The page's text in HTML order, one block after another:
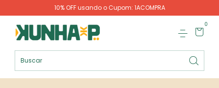
10% OFF usando o Cupom: 1ACOMPRA
0